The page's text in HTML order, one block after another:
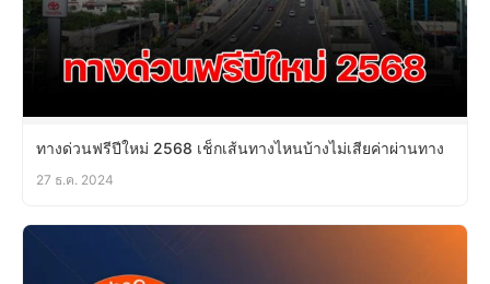
ทางด่วนฟรีปีใหม่ 2568 เช็กเส้นทางไหนบ้างไม่เสียค่าผ่านทาง
27 ธ.ค. 2024